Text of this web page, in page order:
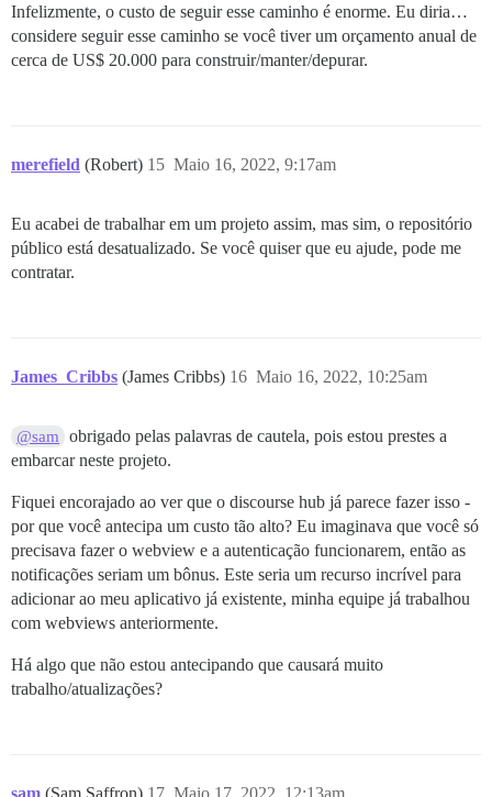
Infelizmente, o custo de seguir esse caminho é enorme. Eu diria…
considere seguir esse caminho se você tiver um orçamento anual de
cerca de US$ 20.000 para construir/manter/depurar.
merefield (Robert) Maio 16, 2022, 9:17am
15
Eu acabei de trabalhar em um projeto assim, mas sim, o repositório
público está desatualizado. Se você quiser que eu ajude, pode me
contratar.
James_Cribbs (James Cribbs) Maio 16, 2022, 10:25am
16
@sam
obrigado pelas palavras de cautela, pois estou prestes a
embarcar neste projeto.
Fiquei encorajado ao ver que o discourse hub já parece fazer isso -
por que você antecipa um custo tão alto? Eu imaginava que você só
precisava fazer o webview e a autenticação funcionarem, então as
notificações seriam um bônus. Este seria um recurso incrível para
adicionar ao meu aplicativo já existente, minha equipe já trabalhou
com webviews anteriormente.
Há algo que não estou antecipando que causará muito
trabalho/atualizações?
sam (Sam Saffron) Maio 17, 2022, 12:13am
17